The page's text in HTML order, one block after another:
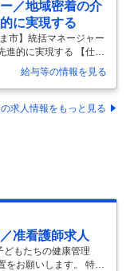
／地域密着の介
に実現する
市】統括マネージャー
的に実現する 【仕事
地域密着の介護事業／
な仕事内容】 ■募集背
20年後の2042年は、高
上となる2025年以降、
るので、全体を
給与等の情報を見る
求人情報をもっと見る
准看護師求人
どもたちの健康管理
お願いします。 特徴: